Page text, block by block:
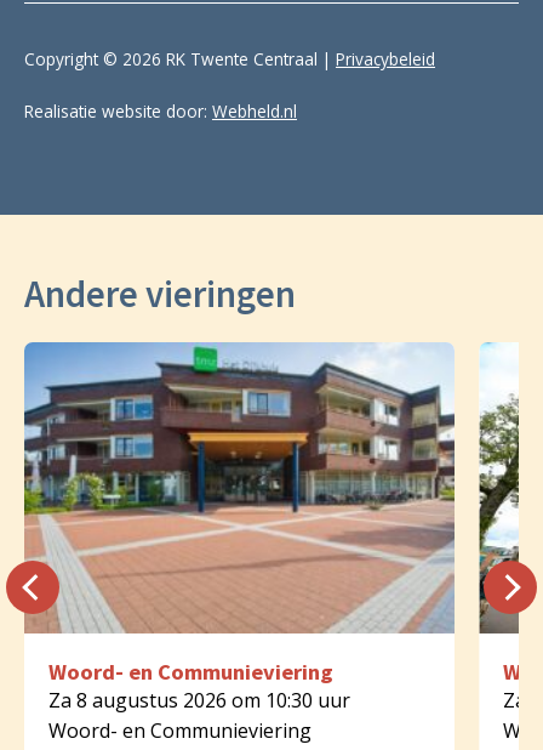
Copyright © 2026 RK Twente Centraal | Privacybeleid
Realisatie website door: Webheld.nl
Andere vieringen
Woord- en Communieviering
Za 8 augustus 2026 om 10:30 uur
Woord- en Communieviering
Za